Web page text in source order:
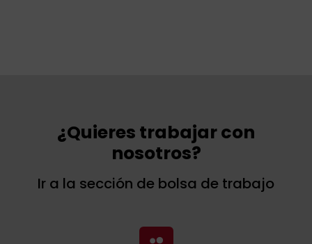
¿Quieres trabajar con
nosotros?
Ir a la sección de bolsa de trabajo